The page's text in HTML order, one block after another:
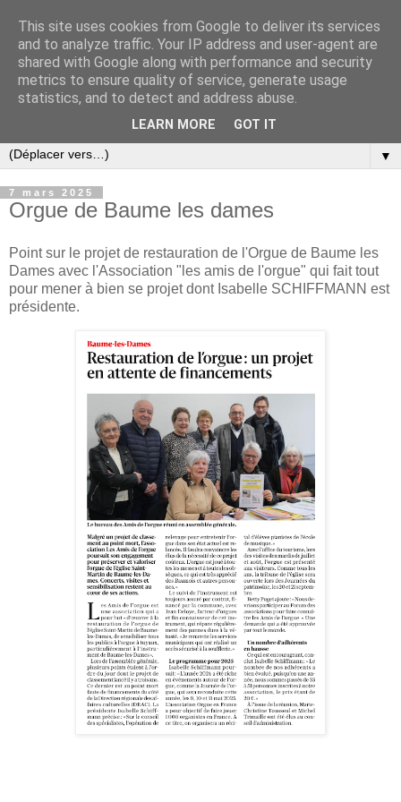
▼
7 mars 2025
Orgue de Baume les dames
Point sur le projet de restauration de l'Orgue de Baume les
Dames avec l'Association "les amis de l'orgue" qui fait tout
pour mener à bien se projet dont Isabelle SCHIFFMANN est
présidente.
This site uses cookies from Google to deliver its services
and to analyze traffic. Your IP address and user-agent are
shared with Google along with performance and security
metrics to ensure quality of service, generate usage
statistics, and to detect and address abuse.
LEARN MORE GOT IT